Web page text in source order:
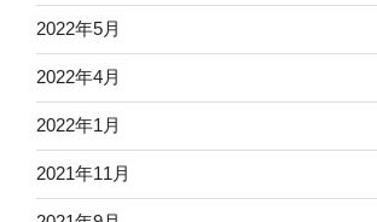
2022年5月
2022年4月
2022年1月
2021年11月